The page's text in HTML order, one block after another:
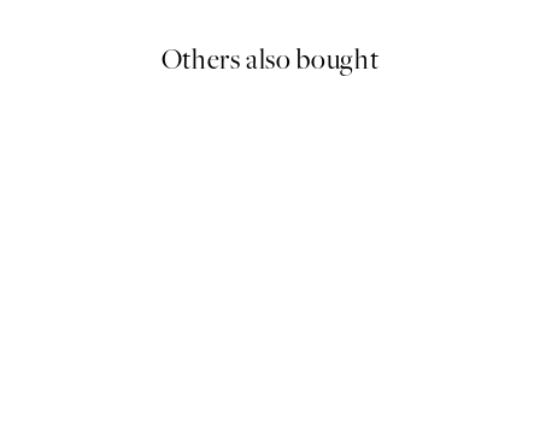
Others also bought